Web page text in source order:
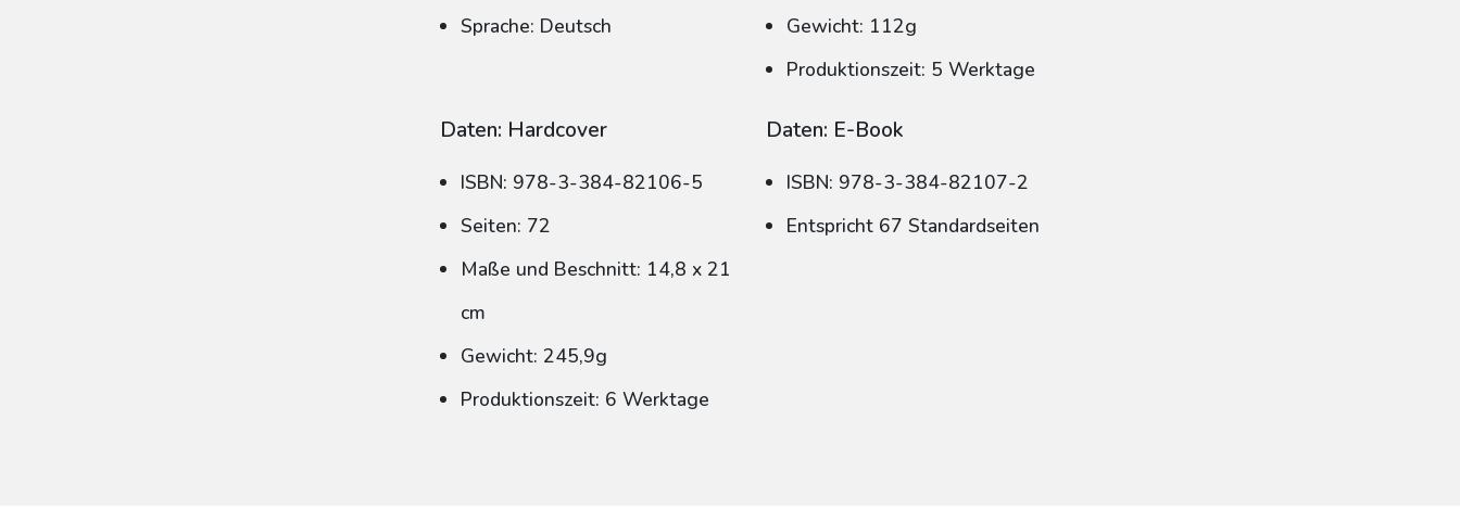
Sprache: Deutsch
Gewicht: 112g
Produktionszeit: 5 Werktage
Daten: Hardcover
ISBN: 978-3-384-82106-5
Seiten: 72
Maße und Beschnitt: 14,8 x 21
cm
Gewicht: 245,9g
Produktionszeit: 6 Werktage
Daten: E-Book
ISBN: 978-3-384-82107-2
Entspricht 67 Standardseiten